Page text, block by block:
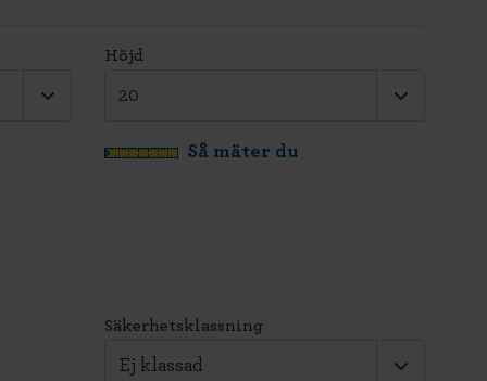
Höjd
Så mäter du
Säkerhetsklassning